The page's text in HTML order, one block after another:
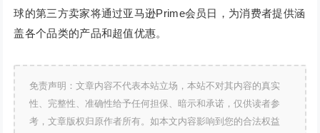
球的第三方卖家将通过亚马逊Prime会员日，为消费者提供涵
盖各个品类的产品和超值优惠。
免责声明：文章内容不代表本站立场，本站不对其内容的真实
性、完整性、准确性给予任何担保、暗示和承诺，仅供读者参
考，文章版权归原作者所有。如本文内容影响到您的合法权益